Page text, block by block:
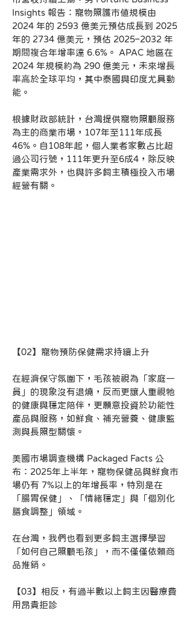
Insights 報告：寵物照護市值規模由
2024 年的 2593 億美元預估成長到 2025
年的 2734 億美元，預估 2025–2032 年
期間複合年增率達 6.6%。 APAC 地區在
2024 年規模約為 290 億美元，未來增長
率高於全球平均，其中泰國與印度尤具動
能。
根據財政部統計，台灣提供寵物照顧服務
為主的商業市場，107年至111年成長
46%。自108年起，個人業者家數占比超
過公司行號，111年更升至6成4，除反映
產業需求外，也與許多飼主積極投入市場
經營有關。
【02】寵物預防保健需求持續上升
在經濟保守氛圍下，毛孩被視為「家庭一
員」的現象沒有退燒，反而更讓人重視牠
的健康與穩定陪伴，更願意投資於功能性
產品與服務，如鮮食、補充營養、健康監
測與長照型關懷。
美國市場調查機構 Packaged Facts 公
布：2025年上半年，寵物保健品與鮮食市
場仍有 7%以上的年增長率，特別是在
「腸胃保健」、「情緒穩定」與「個別化
膳食調整」領域。
在台灣，我們也看到更多飼主選擇學習
「如何自己照顧毛孩」，而不僅僅依賴商
品推銷。
【03】相反，有過半數以上飼主因醫療費
用昂貴拒診